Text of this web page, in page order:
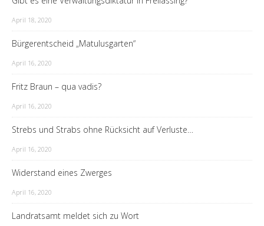
April 18, 2020
Bürgerentscheid „Matulusgarten“
April 16, 2020
Fritz Braun – qua vadis?
April 16, 2020
Strebs und Strabs ohne Rücksicht auf Verluste…
April 16, 2020
Widerstand eines Zwerges
April 16, 2020
Landratsamt meldet sich zu Wort